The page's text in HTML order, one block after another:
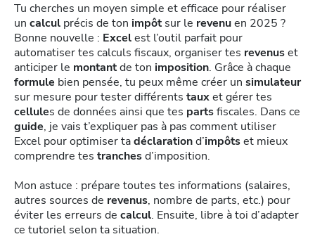
Tu cherches un moyen simple et efficace pour réaliser
un calcul précis de ton impôt sur le revenuen 2025 ?
Bonne nouvelle : Excelest l’outil parfait pour
automatiser tes calculs fiscaux, organiser tes revenuset
anticiper le montantde ton imposition. Grâce à chaque
formule bien pensée, tu peux même créer un simulateur
sur mesure pour tester différents tauxet gérer tes
cellules de données ainsi que tes partsfiscales. Dans ce
guide, je vais t’expliquer pas à pas comment utiliser
Excel pour optimiser tadéclarationd’impôtset mieux
comprendre tes tranchesd’imposition.
Mon astuce : prépare toutes tes informations (salaires,
autres sources de revenus, nombre de parts, etc.) pour
éviter les erreurs de calcul. Ensuite, libre à toi d’adapter
ce tutoriel selon ta situation.